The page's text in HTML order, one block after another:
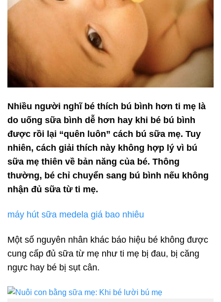
Nhiều người nghĩ bé thích bú bình hơn ti mẹ là
do uống sữa bình dễ hơn hay khi bé bú bình
được rồi lại “quên luôn” cách bú sữa mẹ. Tuy
nhiên, cách giải thích này không hợp lý vì bú
sữa mẹ thiên về bản năng của bé. Thông
thường, bé chỉ chuyển sang bú bình nếu không
nhận đủ sữa từ ti mẹ.
máy hút sữa medela giá bao nhiêu
Một số nguyên nhân khác báo hiệu bé không được
cung cấp đủ sữa từ mẹ như ti mẹ bị đau, bị căng
ngực hay bé bị sụt cân.